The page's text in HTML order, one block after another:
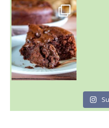
~ GÂTEAU FONDANT CHOCO NOISETTE ~
C'est lundi